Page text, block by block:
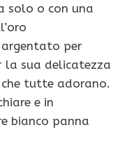
solo o con una
per
la sua delicatezza
tutte adorano.
e in
bianco panna